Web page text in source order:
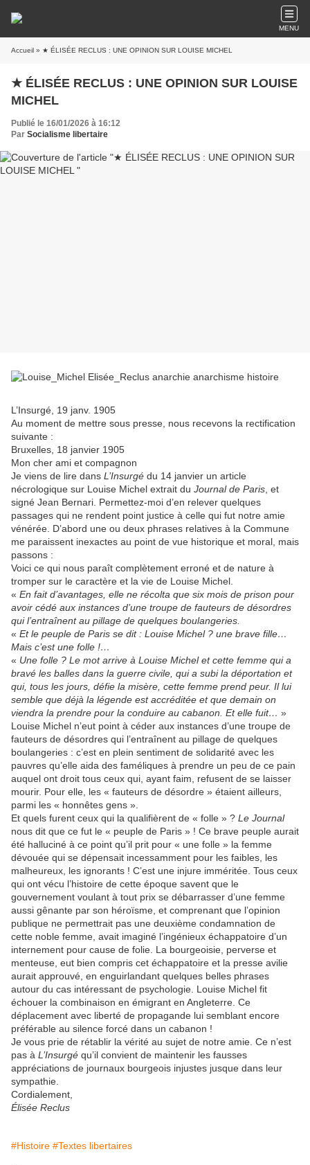
MENU
Accueil » ★ ÉLISÉE RECLUS : UNE OPINION SUR LOUISE MICHEL
★ ÉLISÉE RECLUS : UNE OPINION SUR LOUISE
MICHEL
Publié le 16/01/2026 à 16:12
Par Socialisme libertaire
L’Insurgé, 19 janv. 1905
Au moment de mettre sous presse, nous recevons la rectification
suivante :
Bruxelles, 18 janvier 1905
Mon cher ami et compagnon
Je viens de lire dans L’Insurgé du 14 janvier un article
nécrologique sur Louise Michel extrait du Journal de Paris , et
signé Jean Bernari. Permettez-moi d’en relever quelques
passages qui ne rendent point justice à celle qui fut notre amie
vénérée. D’abord une ou deux phrases relatives à la Commune
me paraissent inexactes au point de vue historique et moral, mais
passons :
Voici ce qui nous paraît complètement erroné et de nature à
tromper sur le caractère et la vie de Louise Michel.
« En fait d’avantages, elle ne récolta que six mois de prison pour
avoir cédé aux instances d’une troupe de fauteurs de désordres
qui l’entraînent au pillage de quelques boulangeries.
« Et le peuple de Paris se dit : Louise Michel ? une brave fille…
Mais c’est une folle !…
« Une folle ? Le mot arrive à Louise Michel et cette femme qui a
bravé les balles dans la guerre civile, qui a subi la déportation et
qui, tous les jours, défie la misère, cette femme prend peur. Il lui
semble que déjà la légende est accréditée et que demain on
viendra la prendre pour la conduire au cabanon. Et elle fuit… »
Louise Michel n’eut point à céder aux instances d’une troupe de
fauteurs de désordres qui l’entraînent au pillage de quelques
boulangeries : c’est en plein sentiment de solidarité avec les
pauvres qu’elle aida des faméliques à prendre un peu de ce pain
auquel ont droit tous ceux qui, ayant faim, refusent de se laisser
mourir. Pour elle, les « fauteurs de désordre » étaient ailleurs,
parmi les « honnêtes gens ».
Et quels furent ceux qui la qualifièrent de « folle » ? Le Journal
nous dit que ce fut le « peuple de Paris » ! Ce brave peuple aurait
été halluciné à ce point qu’il prit pour « une folle » la femme
dévouée qui se dépensait incessamment pour les faibles, les
malheureux, les ignorants ! C’est une injure imméritée. Tous ceux
qui ont vécu l’histoire de cette époque savent que le
gouvernement voulant à tout prix se débarrasser d’une femme
aussi gênante par son héroïsme, et comprenant que l’opinion
publique ne permettrait pas une deuxième condamnation de
cette noble femme, avait imaginé l’ingénieux échappatoire d’un
internement pour cause de folie. La bourgeoisie, perverse et
menteuse, eut bien compris cet échappatoire et la presse avilie
aurait approuvé, en enguirlandant quelques belles phrases
autour du cas intéressant de psychologie. Louise Michel fit
échouer la combinaison en émigrant en Angleterre. Ce
déplacement avec liberté de propagande lui semblant encore
préférable au silence forcé dans un cabanon !
Je vous prie de rétablir la vérité au sujet de notre amie. Ce n’est
pas à L’Insurgé qu’il convient de maintenir les fausses
appréciations de journaux bourgeois injustes jusque dans leur
sympathie.
Cordialement,
Élisée Reclus
#Histoire #Textes libertaires